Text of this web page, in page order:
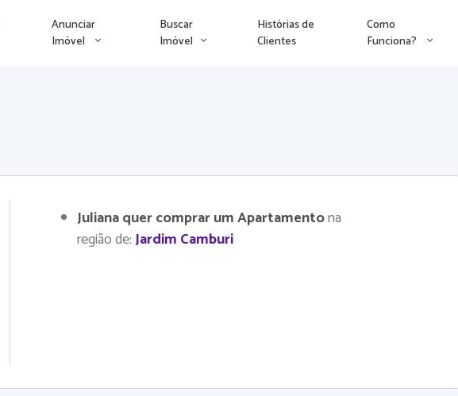
Anunciar
Imóvel
Buscar
Imóvel
Histórias de
Clientes
Como
Funciona?
Juliana quer comprar um Apartamentona
região de:Jardim Camburi